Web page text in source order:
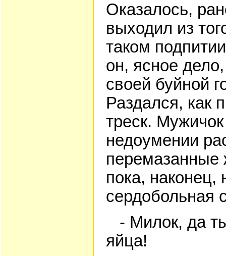
Оказалось,
выходил из
таком
он, ясное
своей буйной
Раздался, как
треск.
недоумении
перемазанные
пока, наконец,
сердобольная
- Милок, да ты
яйца!